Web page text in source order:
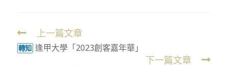
Read
more
上一篇文章
轉知 逢甲大學「2023創客嘉年華」
下一篇文章